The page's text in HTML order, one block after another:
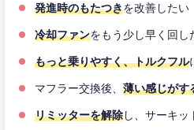
発進時のもたつきを改善したい
冷却ファンをもう少し早く回し
もっと乗りやすく、トルクフル
マフラー交換後、 薄い感じがす
リミッターを解除し、サーキッ